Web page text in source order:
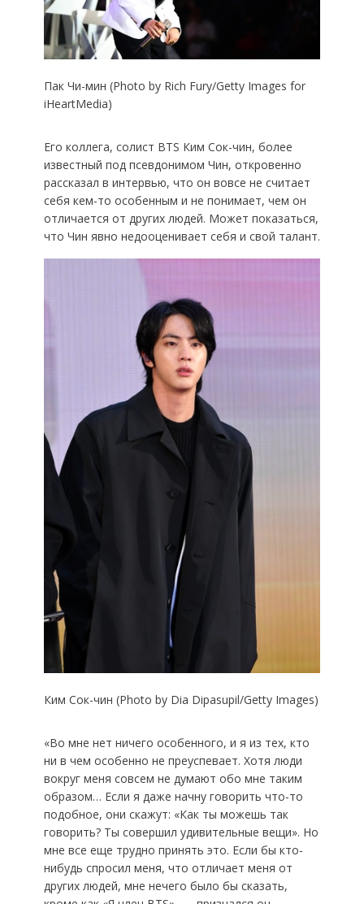
Пак Чи-мин (Photo by Rich Fury/Getty Images for
iHeartMedia)
Его коллега, солист BTS Ким Сок-чин, более
известный под псевдонимом Чин, откровенно
рассказал в интервью, что он вовсе не считает
себя кем-то особенным и не понимает, чем он
отличается от других людей. Может показаться,
что Чин явно недооценивает себя и свой талант.
Ким Сок-чин (Photo by Dia Dipasupil/Getty Images)
«Во мне нет ничего особенного, и я из тех, кто
ни в чем особенно не преуспевает. Хотя люди
вокруг меня совсем не думают обо мне таким
образом… Если я даже начну говорить что-то
подобное, они скажут: «Как ты можешь так
говорить? Ты совершил удивительные вещи». Но
мне все еще трудно принять это. Если бы кто-
нибудь спросил меня, что отличает меня от
других людей, мне нечего было бы сказать,